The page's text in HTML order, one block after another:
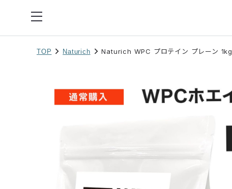
TOP Naturich Naturich WPC プロテイン プレーン 1kg